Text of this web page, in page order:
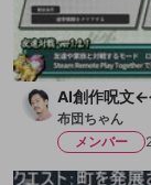
AI創作呪文←
布団ちゃん
メンバー